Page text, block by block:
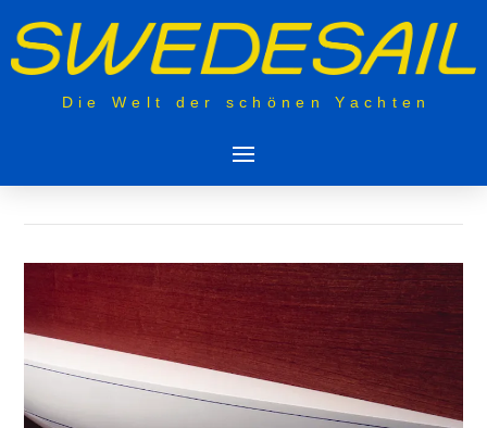
Die Welt der schönen Yachten